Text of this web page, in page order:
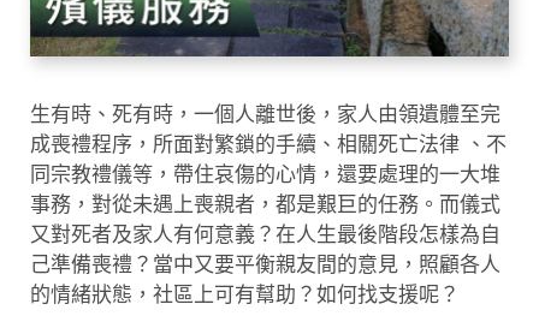
生有時、死有時，一個人離世後，家人由領遺體至完
成喪禮程序，所面對繁鎖的手續、相關死亡法律 、不
同宗教禮儀等，帶住哀傷的心情，還要處理的一大堆
事務，對從未遇上喪親者，都是艱巨的任務。而儀式
又對死者及家人有何意義？在人生最後階段怎樣為自
己準備喪禮？當中又要平衡親友間的意見，照顧各人
的情緒狀態，社區上可有幫助？如何找支援呢？